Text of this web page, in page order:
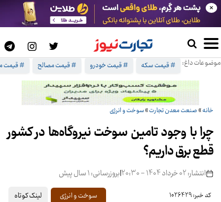
موضوعات داغ: # قیمت سکه # قیمت خودرو # قیمت مصالح # قیمت
×
خانه» صنعت معدن تجارت»سوخت و انرژی
چرا با وجود تامین سوخت نیروگاه‌ها در کشور
قطع برق داریم؟
انتشار: 02 خرداد 1404 - 20:30 |بروزرسانی: 1 سال پیش
کد خبر: 1026429 سوخت و انرژی لینک کوتاه